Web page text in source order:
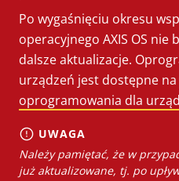
Po wygaśnięciu okresu
operacyjnego AXIS OS nie
dalsze aktualizacje.
urządzeń jest dostępne na
oprogramowania dla
UWAGA
Należy pamiętać, że w
już aktualizowane, tj. po